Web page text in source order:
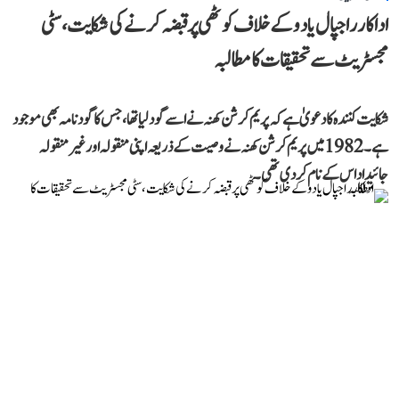
اداکار راجپال یادو کے خلاف کوٹھی پر قبضہ کرنے کی شکایت، سٹی
مجسٹریٹ سے تحقیقات کا مطالبہ
شکایت کنندہ کا دعویٰ ہے کہ پریم کرشن کھنہ نے اسے گود لیا تھا، جس کا گود نامہ بھی موجود
ہے۔ 1982 میں پریم کرشن کھنہ نے وصیت کے ذریعہ اپنی منقولہ اور غیر منقولہ
جائیداد اس کے نام کر دی تھی۔